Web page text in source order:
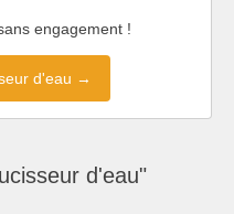
engagement !
d'eau →
d'eau"